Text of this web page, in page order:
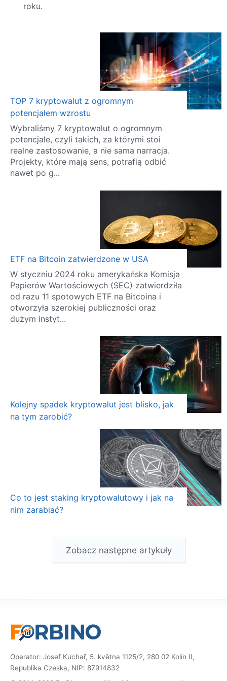
roku.
TOP 7 kryptowalut z ogromnym
potencjałem wzrostu
Wybraliśmy 7 kryptowalut o ogromnym
potencjale, czyli takich, za którymi stoi
realne zastosowanie, a nie sama narracja.
Projekty, które mają sens, potrafią odbić
nawet po g...
ETF na Bitcoin zatwierdzone w USA
W styczniu 2024 roku amerykańska Komisja
Papierów Wartościowych (SEC) zatwierdziła
od razu 11 spotowych ETF na Bitcoina i
otworzyła szerokiej publiczności oraz
dużym instyt...
Kolejny spadek kryptowalut jest blisko, jak
na tym zarobić?
Co to jest staking kryptowalutowy i jak na
nim zarabiać?
Zobacz następne artykuły
Operator: Josef Kuchař, 5. května 1125/2, 280 02 Kolín II,
Republika Czeska, NIP: 87914832